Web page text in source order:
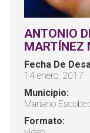
ANTONIO
MARTÍNEZ
Fecha De
14 enero, 2017
Municipio:
Mariano
Formato: